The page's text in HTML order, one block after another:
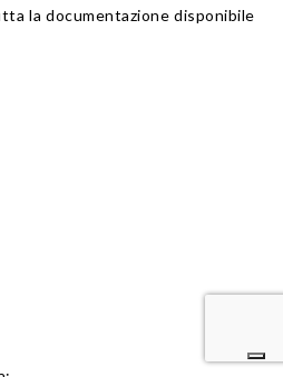
la documentazione disponibile